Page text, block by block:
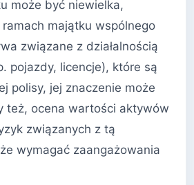
może być niewielka,
majątku wspólnego
związane z działalnością
pojazdy, licencje), które są
polisy, jej znaczenie może
też, ocena wartości aktywów
związanych z tą
wymagać zaangażowania